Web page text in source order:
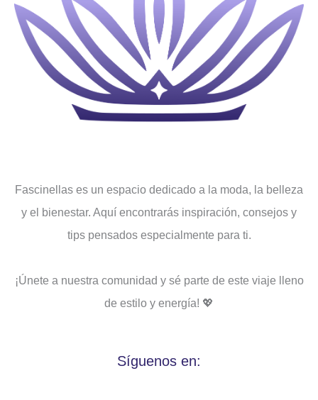
Fascinellas es un espacio dedicado a la moda, la belleza
y el bienestar. Aquí encontrarás inspiración, consejos y
tips pensados ​​especialmente para ti.
¡Únete a nuestra comunidad y sé parte de este viaje lleno
de estilo y energía! 💖
Síguenos en: